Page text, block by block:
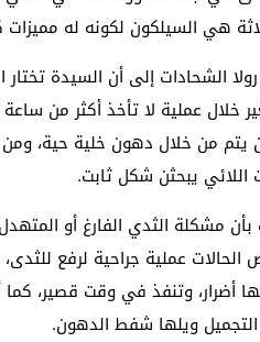
هي السيلكون لكونه له مميزات
الشحادات إلى أن السيدة
خلال عملية لا تأخذ أكثر من
يتم من خلال دهون خلية حية، ومن
اللائي يبحثن شكل ثابت.
مشكلة الثدي الفارغ أو
عملية جراحية لرفع
ويلها شفط الدهون.